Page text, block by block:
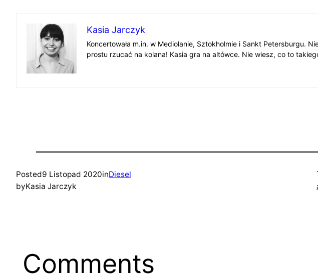
Kasia Jarczyk
Koncertowała m.in. w Mediolanie, Sztokholmie i Sankt Petersburgu.
prostu rzucać na kolana! Kasia gra na altówce. Nie wiesz, co to
Posted9 Listopad 2020inDiesel
byKasia Jarczyk
Comments